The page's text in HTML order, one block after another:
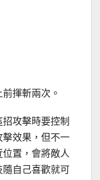
揮斬兩次。
攻擊時要控制
擊效果，但不一
置，會將敵人
自己喜歡就可